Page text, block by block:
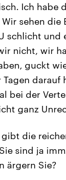
Ich habe
sehen
schlicht
nicht, wir
guckt
bei der
ganz
die
sind ja
ärgern Sie?